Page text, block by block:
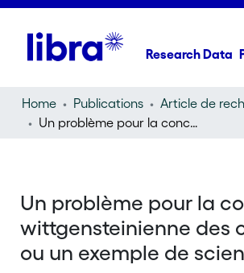
Research Data
Home Publications
Un problème pour la conception wittgensteinienne des couleurs ou un exemple de scientisme ?
Un problème pour la
wittgensteinienne des
ou un exemple de